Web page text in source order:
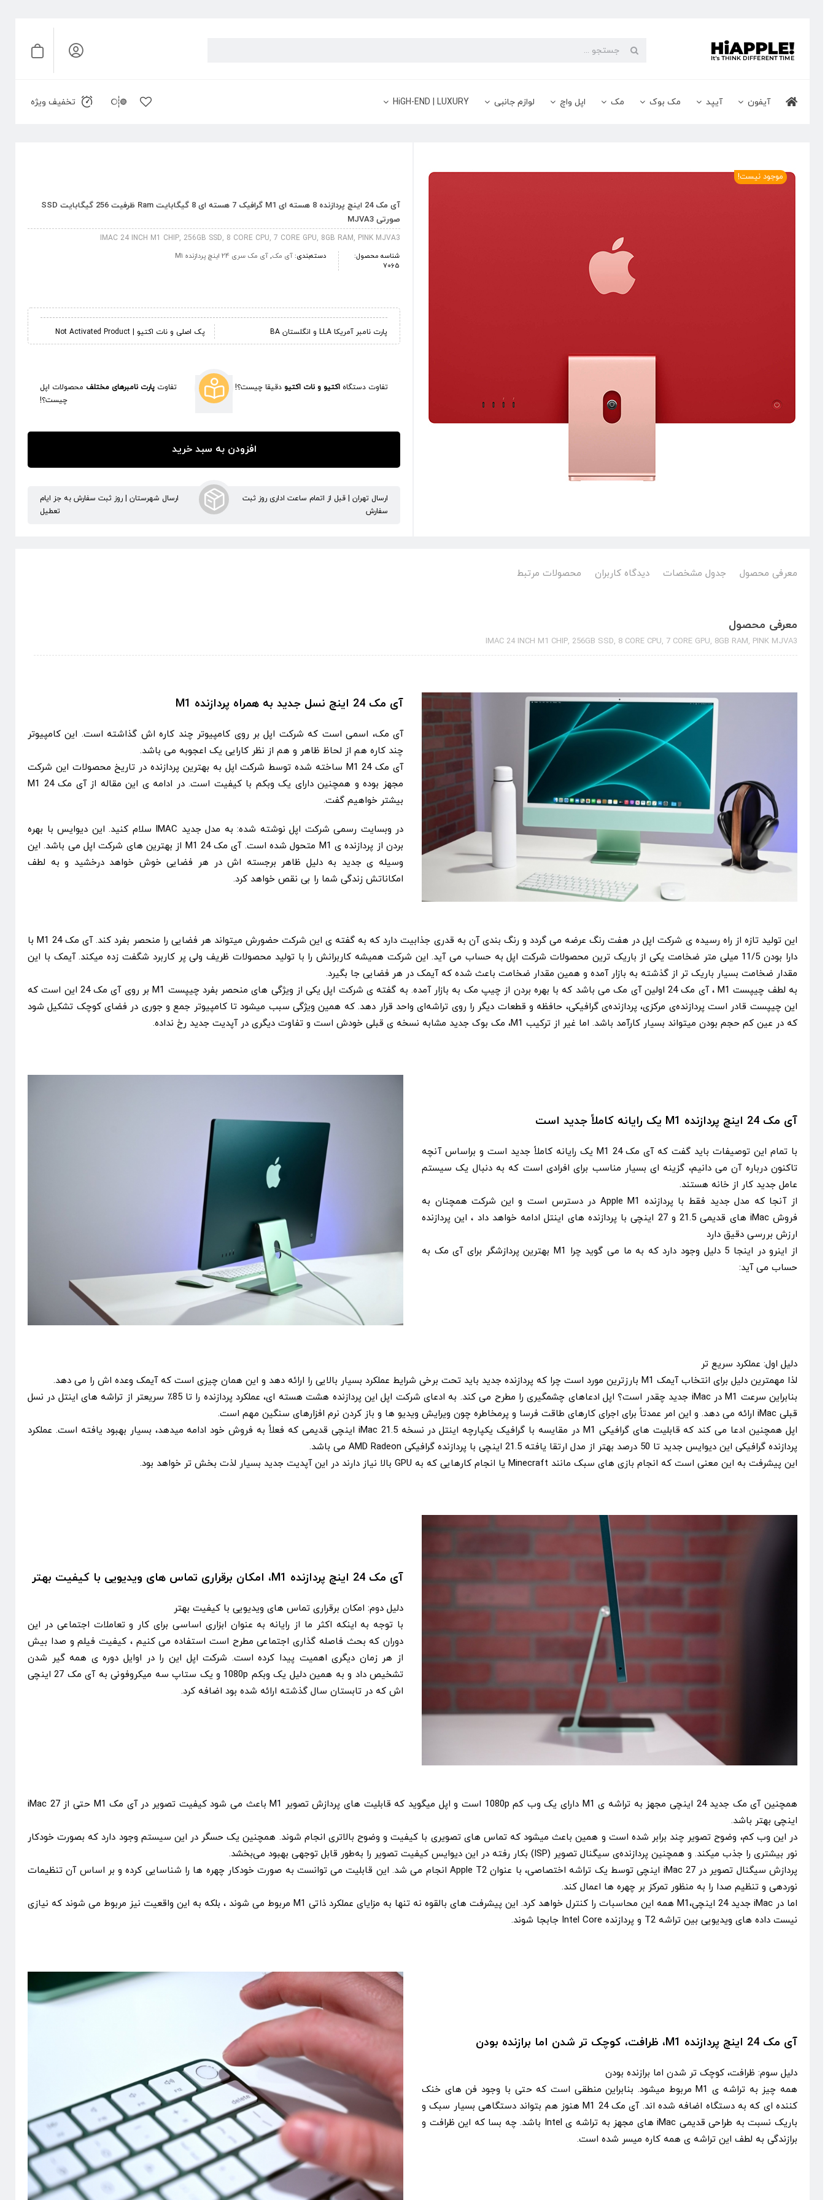
content
جستجو
آیفون آیپد مک بوک مک اپل واچ لوازم جانبی HiGH-END | LUXURY تخفیف ویژه
موجود نیست!
آی‎ مک 24 اینچ پردازنده 8 هسته ای M1 گرافیک 7 هسته ای 8 گیگابایت Ram ظرفیت 256 گیگابایت SSD
صورتی MJVA3
IMAC 24 INCH M1 CHIP, 256GB SSD, 8 CORE CPU, 7 CORE GPU, 8GB RAM, PINK MJVA3
شناسه محصول:
7065
دسته‌بندی:آی‎ مک ,آی مک سری 24 اینچ پردازنده M1
پارت نامبر آمریکا LLA و انگلستان BA پک اصلی و نات اکتیو | Not Activated Product
تفاوت دستگاه اکتیو و نات اکتیو دقیقا چیست؟! تفاوت پارت نامبرهای مختلف محصولات اپل
چیست؟!
افزودن به سبد خرید
ارسال تهران | قبل از اتمام ساعت اداری روز ثبت
سفارش
ارسال شهرستان | روز ثبت سفارش به جز ایام
تعطیل
معرفی محصول جدول مشخصات دیدگاه کاربران محصولات مرتبط
معرفی محصول
IMAC 24 INCH M1 CHIP, 256GB SSD, 8 CORE CPU, 7 CORE GPU, 8GB RAM, PINK MJVA3
آی مک 24 اینچ نسل جدید به همراه پردازنده M1
آی مک، اسمی است که شرکت اپل بر روی کامپیوتر چند کاره اش گذاشته است. این کامپیوتر
چند کاره هم از لحاظ ظاهر و هم از نظر کارایی یک اعجوبه می باشد.
آی مک 24 M1 ساخته شده توسط شرکت اپل به بهترین پردازنده در تاریخ محصولات این شرکت
مجهز بوده و همچنین دارای یک وبکم با کیفیت است. در ادامه ی این مقاله از آی مک 24 M1
بیشتر خواهیم گفت.
در وبسایت رسمی شرکت اپل نوشته شده: به مدل جدید IMAC سلام کنید. این دیوایس با بهره
بردن از پردازنده ی M1 متحول شده است. آی مک 24 M1 از بهترین های شرکت اپل می باشد. این
وسیله ی جدید به دلیل ظاهر برجسته اش در هر فضایی خوش خواهد درخشید و به لطف
امکاناتش زندگی شما را بی نقص خواهد کرد.
این تولید تازه از راه رسیده ی شرکت اپل در هفت رنگ عرضه می گردد و رنگ بندی آن به قدری جذابیت دارد که به گفته ی این شرکت حضورش میتواند هر فضایی را منحصر بفرد کند. آی مک 24 M1 با
دارا بودن 11/5 میلی متر ضخامت یکی از باریک ترین محصولات شرکت اپل به حساب می آید. این شرکت همیشه کاربرانش را با تولید محصولات ظریف ولی پر کاربرد شگفت زده میکند. آیمک با این
مقدار ضخامت بسیار باریک تر از گذشته به بازار آمده و همین مقدار ضخامت باعث شده که آیمک در هر فضایی جا بگیرد.
به لطف چیپست M1 ، آی مک 24 اولین آی مک می باشد که با بهره بردن از چیپ مک به بازار آمده. به گفته ی شرکت اپل یکی از ویژگی های منحصر بفرد چیپست M1 بر روی آی مک 24 این است که
این چیپست قادر است پردازنده‌ی مرکزی، پردازنده‌ی گرافیکی، حافظه و قطعات دیگر را روی تراشه‌ای واحد قرار دهد. که همین ویژگی سبب میشود تا کامپیوتر جمع و جوری در فضای کوچک تشکیل شود
که در عین کم حجم بودن میتواند بسیار کارآمد باشد. اما غیر از ترکیب M1، مک بوک جدید مشابه نسخه ی قبلی خودش است و تفاوت دیگری در آپدیت جدید رخ نداده.
آی مک 24 اینچ پردازنده M1 یک رایانه کاملاً جدید است
با تمام این توصیفات باید گفت که آی مک 24 M1 یک رایانه کاملاً جدید است و براساس آنچه
تاکنون درباره آن می دانیم، گزینه ای بسیار مناسب برای افرادی است که به دنبال یک سیستم
عامل جدید کار از خانه هستند.
از آنجا که مدل جدید فقط با پردازنده Apple M1 در دسترس است و این شرکت همچنان به
فروش iMac های قدیمی 21.5 و 27 اینچی با پردازنده های اینتل ادامه خواهد داد ، این پردازنده
ارزش بررسی دقیق دارد
از اینرو در اینجا 5 دلیل وجود دارد که به ما می گوید چرا M1 بهترین پردازشگر برای آی مک به
حساب می آید:
دلیل اول: عملکرد سریع تر
لذا مهمترین دلیل برای انتخاب آیمک M1 بارزترین مورد است چرا که پردازنده جدید باید تحت برخی شرایط عملکرد بسیار بالایی را ارائه دهد و این همان چیزی است که آیمک وعده اش را می دهد.
بنابراین سرعت M1 در iMac جدید چقدر است؟ اپل ادعاهای چشمگیری را مطرح می کند. به ادعای شرکت اپل این پردازنده هشت هسته ای، عملکرد پردازنده را تا 85٪ سریعتر از تراشه های اینتل در نسل
قبلی iMac ارائه می دهد. و این امر عمدتاً برای اجرای کارهای طاقت فرسا و پرمخاطره چون ویرایش ویدیو ها و باز کردن نرم افزارهای سنگین مهم است.
اپل همچنین ادعا می کند که قابلیت های گرافیکی M1 در مقایسه با گرافیک یکپارچه اینتل در نسخه iMac 21.5 اینچی قدیمی که فعلاً به فروش خود ادامه میدهد، بسیار بهبود یافته است. عملکرد
پردازنده گرافیکی این دیوایس جدید تا 50 درصد بهتر از مدل ارتقا یافته 21.5 اینچی با پردازنده گرافیکی AMD Radeon می باشد.
این پیشرفت به این معنی است که انجام بازی های سبک مانند Minecraft یا انجام کارهایی که به GPU بالا نیاز دارند در این آپدیت جدید بسیار لذت بخش تر خواهد بود.
آی مک 24 اینچ پردازنده M1، امکان برقراری تماس های ویدیویی با کیفیت بهتر
دلیل دوم: امکان برقراری تماس های ویدیویی با کیفیت بهتر
با توجه به اینکه اکثر ما از رایانه به عنوان ابزاری اساسی برای کار و تعاملات اجتماعی در این
دوران که بحث فاصله گذاری اجتماعی مطرح است استفاده می کنیم ، کیفیت فیلم و صدا بیش
از هر زمان دیگری اهمیت پیدا کرده است. شرکت اپل این را در اوایل دوره ی همه گیر شدن
تشخیص داد و به همین دلیل یک وبکم 1080p و یک ستاپ سه میکروفونی به آی مک 27 اینچی
اش که در تابستان سال گذشته ارائه شده بود اضافه کرد.
همچنین آی مک جدید 24 اینچی مجهز به تراشه ی M1 دارای یک وب کم 1080p است و اپل میگوید که قابلیت های پردازش تصویر M1 باعث می شود کیفیت تصویر در آی مک M1 حتی از iMac 27
اینچی بهتر باشد.
در این وب کم، وضوح تصویر چند برابر شده است و همین باعث میشود که تماس های تصویری با کیفیت و وضوح بالاتری انجام شوند. همچنین یک حسگر در این سیستم وجود دارد که بصورت خودکار
نور بیشتری را جذب میکند. و همچنین پردازنده‌ی سیگنال تصویر (ISP) بکار رفته در این دیوایس کیفیت تصویر را به‌طور قابل توجهی بهبود می‌بخشد.
پردازش سیگنال تصویر در iMac 27 اینچی توسط یک تراشه اختصاصی، با عنوان Apple T2 انجام می شد. این قابلیت می توانست به صورت خودکار چهره ها را شناسایی کرده و بر اساس آن تنظیمات
نوردهی و تنظیم صدا را به منظور تمرکز بر چهره ها اعمال کند.
اما در iMac جدید 24 اینچی،M1 همه این محاسبات را کنترل خواهد کرد. این پیشرفت های بالقوه نه تنها به مزایای عملکرد ذاتی M1 مربوط می شوند ، بلکه به این واقعیت نیز مربوط می شوند که نیازی
نیست داده های ویدیویی بین تراشه T2 و پردازنده Intel Core جابجا شوند.
آی مک 24 اینچ پردازنده M1، ظرافت، کوچک تر شدن اما برازنده بودن
دلیل سوم: ظرافت، کوچک تر شدن اما برازنده بودن
همه چیز به تراشه ی M1 مربوط میشود. بنابراین منطقی است که حتی با وجود فن های خنک
کننده ای که به دستگاه اضافه شده اند. آی مک 24 M1 هنوز هم بتواند دستگاهی بسیار سبک و
باریک نسبت به طراحی قدیمی iMac های مجهز به تراشه ی Intel باشد. چه بسا که این ظرافت و
برازندگی به لطف این تراشه ی همه کاره میسر شده است.